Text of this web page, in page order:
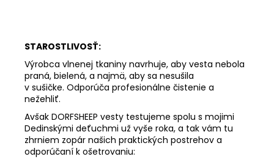
STAROSTLIVOSŤ:
Výrobca vlnenej tkaniny navrhuje, aby vesta nebola
praná, bielená, a najmä, aby sa nesušila
v sušičke. Odporúča profesionálne čistenie a
nežehliť.
Avšak DORFSHEEP vesty testujeme spolu s mojimi
Dedinskými deťuchmi už vyše roka, a tak vám tu
zhrniem zopár našich praktických postrehov a
odporúčaní k ošetrovaniu: